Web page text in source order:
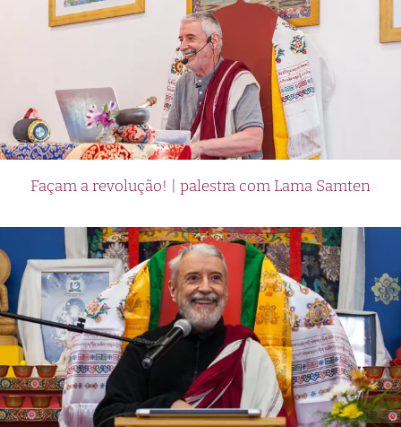
Façam a revolução! | palestra com Lama Samten